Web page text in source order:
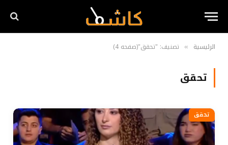
الرئيسية » تصنيف: "تحقق"(صفحه 4)
تحقق
تحقق